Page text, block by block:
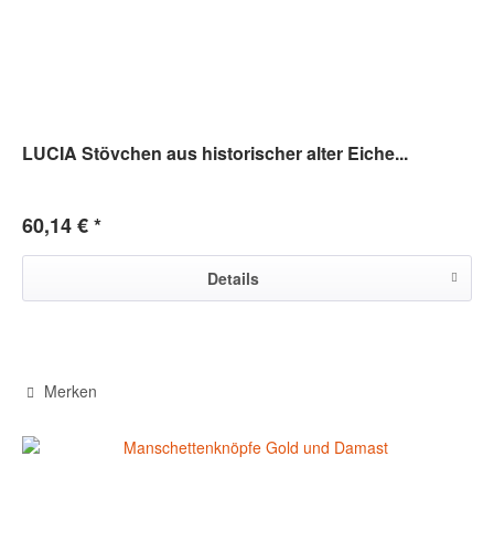
LUCIA Stövchen aus historischer alter Eiche...
60,14 € *
Details
Merken